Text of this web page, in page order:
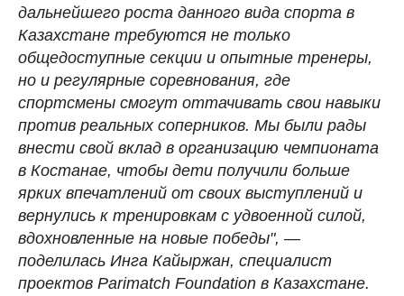
дальнейшего роста данного вида спорта в
Казахстане требуются не только
общедоступные секции и опытные тренеры,
но и регулярные соревнования, где
спортсмены смогут оттачивать свои навыки
против реальных соперников. Мы были рады
внести свой вклад в организацию чемпионата
в Костанае, чтобы дети получили больше
ярких впечатлений от своих выступлений и
вернулись к тренировкам с удвоенной силой,
вдохновленные на новые победы", —
поделилась Инга Кайыржан, специалист
проектов Parimatch Foundation в Казахстане.